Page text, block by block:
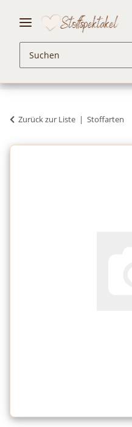
Zurück zur Liste Stoffarten